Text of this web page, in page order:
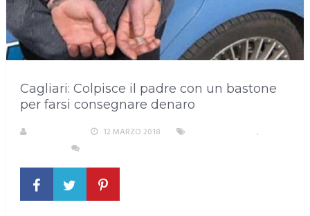
Cagliari: Colpisce il padre con un bastone
per farsi consegnare denaro
12 MARZO 2018
,